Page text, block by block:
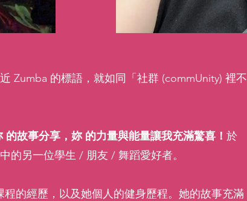
Zumba 的標語，就如同「社群 (commUnity) 裡不
故事分享，妳 的力量與能量讓我充滿驚喜！ 於
的另一位學生 / 朋友 / 舞蹈愛好者。
的經歷，以及她個人的健身歷程。她的故事充滿